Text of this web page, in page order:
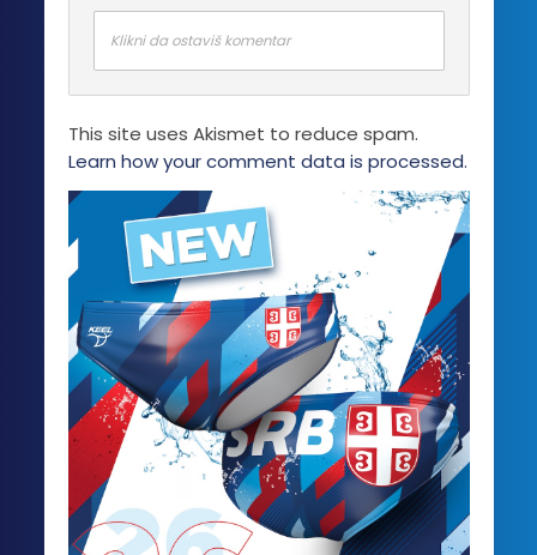
Klikni da ostaviš komentar
This site uses Akismet to reduce spam.
Learn how your comment data is processed.